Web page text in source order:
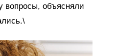
вопросы, объясняли